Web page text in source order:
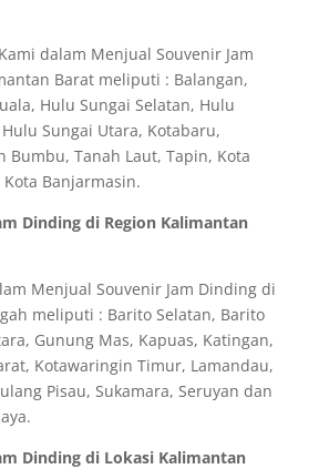
dalam Menjual Souvenir Jam
Barat meliputi : Balangan,
Hulu Sungai Selatan, Hulu
Sungai Utara, Kotabaru,
Bumbu, Tanah Laut, Tapin, Kota
Banjarmasin.
Dinding di Region Kalimantan
Menjual Souvenir Jam Dinding di
meliputi : Barito Selatan, Barito
Gunung Mas, Kapuas, Katingan,
Kotawaringin Timur, Lamandau,
Pisau, Sukamara, Seruyan dan
Dinding di Lokasi Kalimantan